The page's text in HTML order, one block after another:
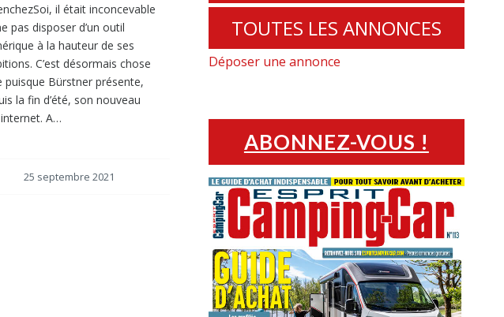
il était inconcevable
pas disposer d’un outil
à la hauteur de ses
C’est désormais chose
puisque Bürstner présente,
la fin d’été, son nouveau
A…
25 septembre 2021
TOUTES LES ANNONCES
Déposer une annonce
ABONNEZ-VOUS !